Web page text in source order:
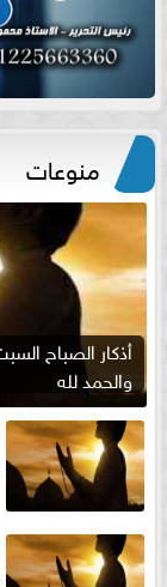
منوعات
والحمد لله